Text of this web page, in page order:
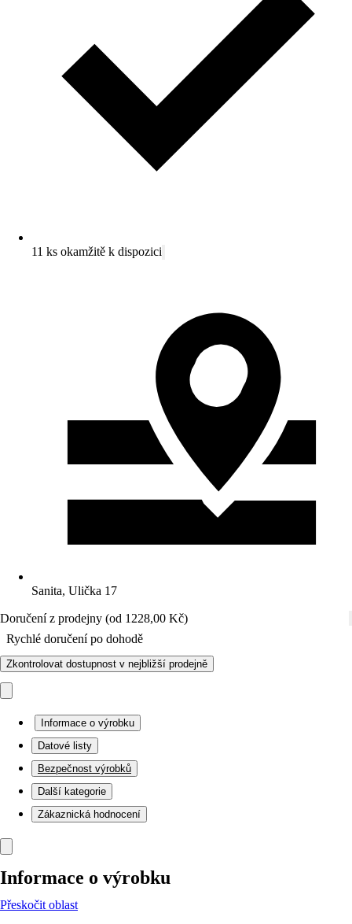
11 ks okamžitě k dispozici
Sanita, Ulička 17
Doručení z prodejny (od 1228,00 Kč)
Rychlé doručení po dohodě
Zkontrolovat dostupnost v nejbližší prodejně
Informace o výrobku
Datové listy
Bezpečnost výrobků
Další kategorie
Zákaznická hodnocení
Informace o výrobku
Přeskočit oblast